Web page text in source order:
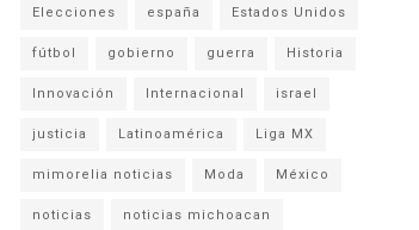
Elecciones españa Estados Unidos
fútbol gobierno guerra Historia
Innovación Internacional israel
justicia Latinoamérica Liga MX
mimorelia noticias Moda México
noticias noticias michoacan